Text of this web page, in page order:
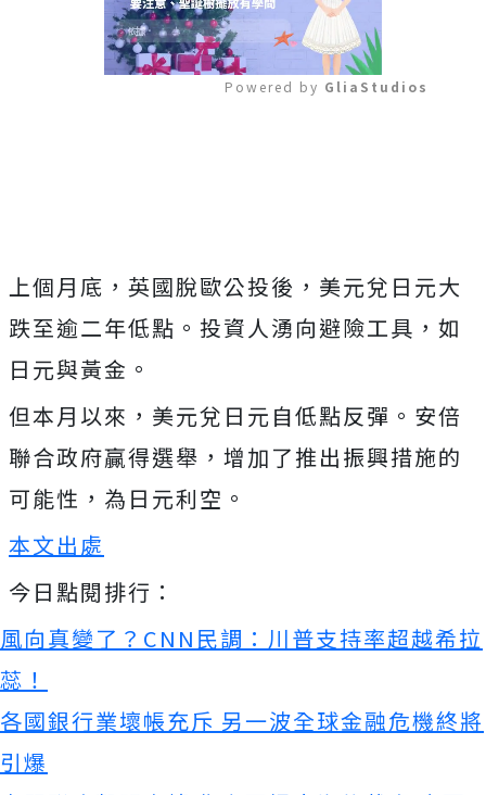
Powered by GliaStudios
上個月底，英國脫歐公投後，美元兌日元大
跌至逾二年低點。投資人湧向避險工具，如
日元與黃金。
但本月以來，美元兌日元自低點反彈。安倍
聯合政府贏得選舉，增加了推出振興措施的
可能性，為日元利空。
本文出處
今日點閱排行：
風向真變了？CNN民調：川普支持率超越希拉
蕊！
各國銀行業壞帳充斥 另一波全球金融危機終將
引爆